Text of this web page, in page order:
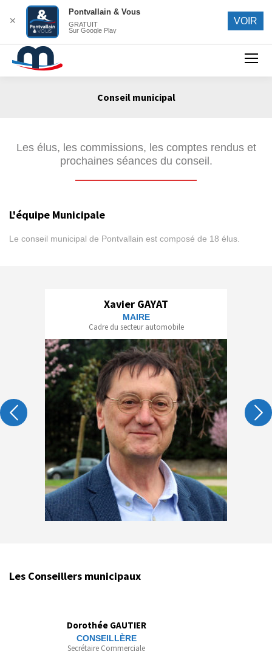
Conseil municipal
Les élus, les commissions, les comptes rendus et
prochaines séances du conseil.
L'équipe Municipale
Le conseil municipal de Pontvallain est composé de 18 élus.
Xavier GAYAT
MAIRE
Cadre du secteur automobile
Les Conseillers municipaux
Dorothée GAUTIER
CONSEILLÈRE
Secrétaire Commerciale
✕
Pontvallain & Vous
GRATUIT
Sur Google Play
VOIR